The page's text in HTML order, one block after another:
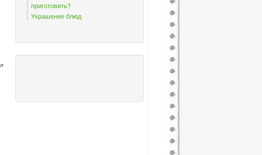
приготовить?
Украшение блюд